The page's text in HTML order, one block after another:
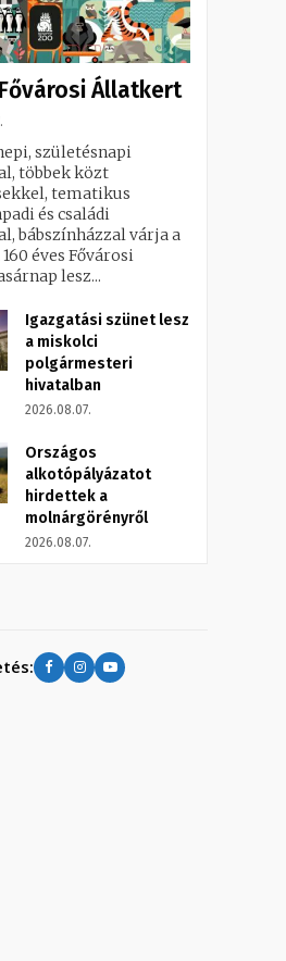
Állatkert
születésnapi
többek közt
tematikus
és családi
bábszínházzal várja a
éves Fővárosi
lesz...
Igazgatási szünet lesz
a miskolci
polgármesteri
hivatalban
2026.08.07.
Országos
alkotópályázatot
hirdettek a
molnárgörényről
2026.08.07.